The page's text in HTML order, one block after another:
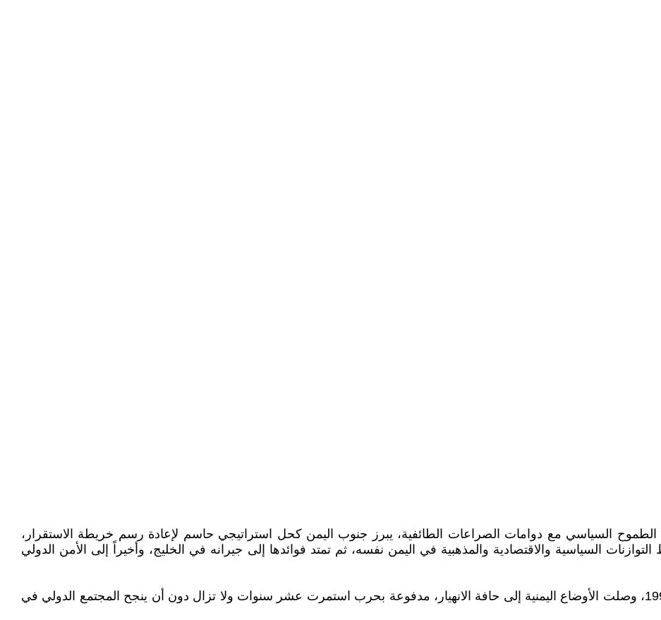
السياسي مع دوامات الصراعات الطائفية، يبرز جنوب اليمن كحل استراتيجي حاسم لإعادة رسم خريطة الاستقرار،
السياسية والاقتصادية والمذهبية في اليمن نفسه، ثم تمتد فوائدها إلى جيرانه في الخليج، وأخيراً إلى الأمن الدولي
بعد عقود من فشل "الوحدة" التي ولدت في 22 مايو 1990، وصلت الأوضاع اليمنية إلى حافة الانهيار، مدفوعة بحرب استمرت عشر سنوات ولا تزال دون أن ينجح المجتمع الدولي في